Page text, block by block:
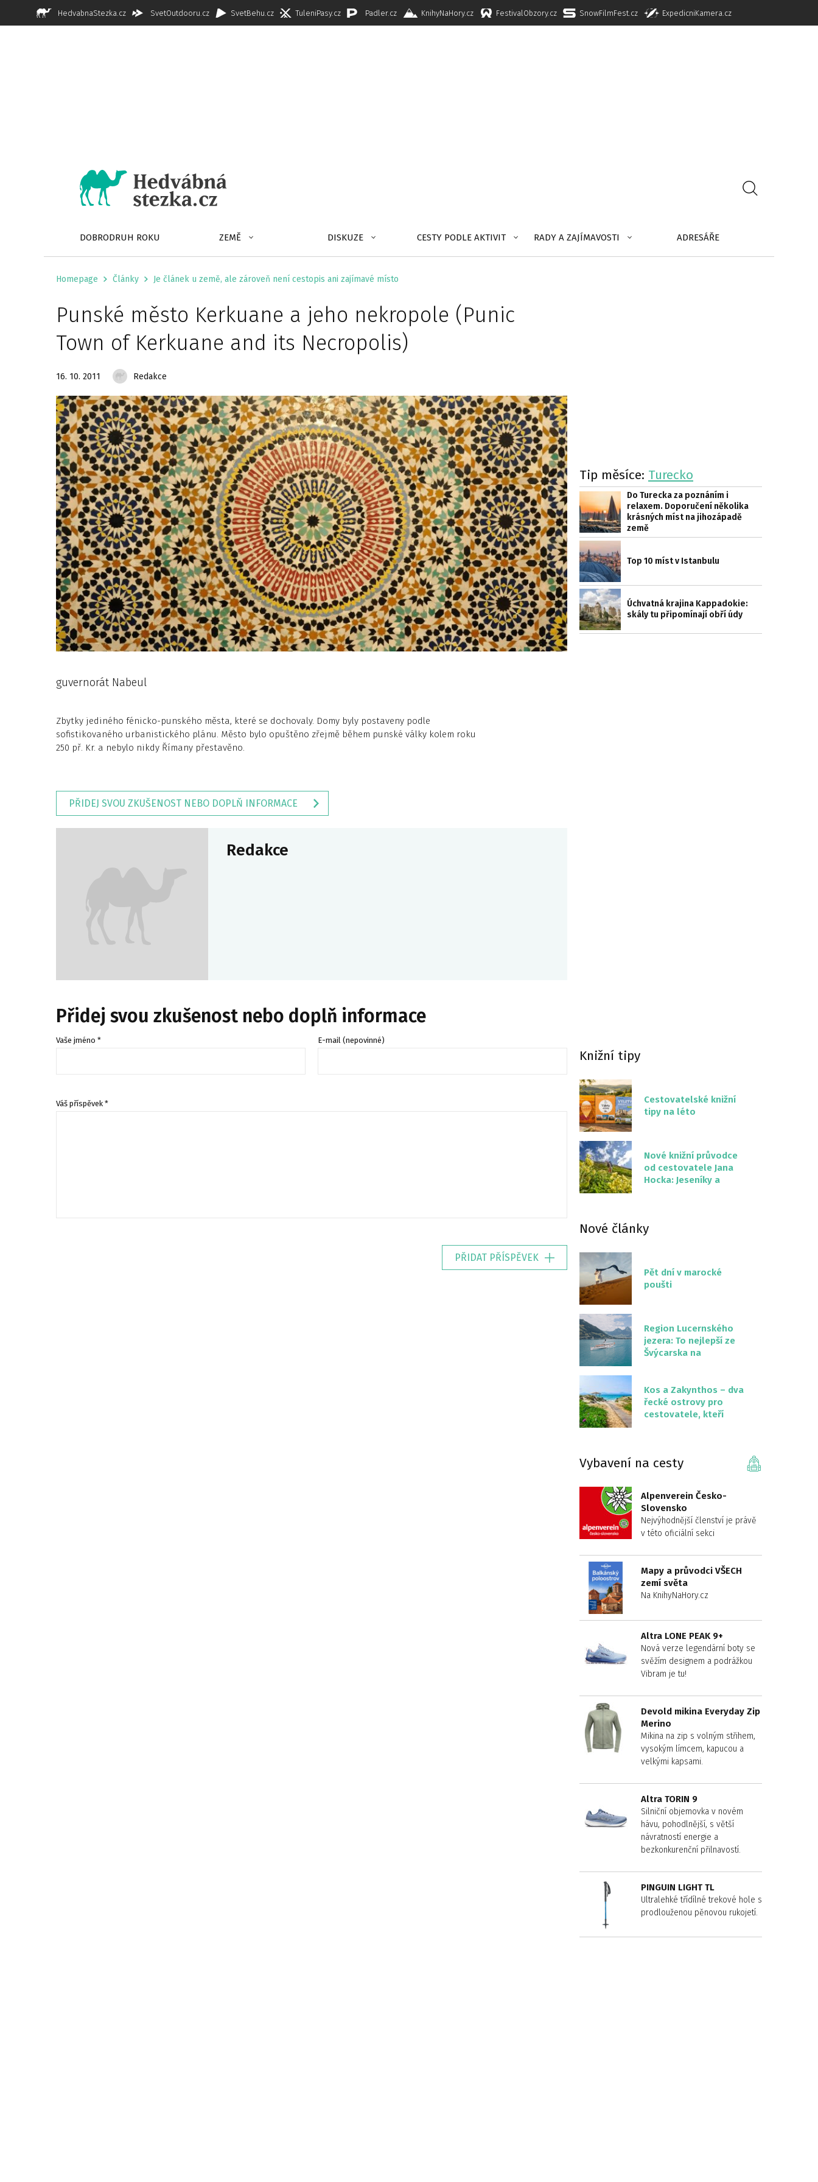
HedvabnaStezka.cz SvetOutdooru.cz SvetBehu.cz TuleniPasy.cz Padler.cz KnihyNaHory.cz FestivalObzory.cz SnowFilmFest.cz ExpedicniKamera.cz
DOBRODRUH ROKU ZEMĚ DISKUZE CESTY PODLE AKTIVIT RADY A ZAJÍMAVOSTI ADRESÁŘE
Homepage Články Je článek u země, ale zároveň není cestopis ani zajímavé místo
Punské město Kerkuane a jeho nekropole (Punic
Town of Kerkuane and its Necropolis)
16. 10. 2011 Redakce
guvernorát Nabeul
Zbytky jediného fénicko-punského města, které se dochovaly. Domy byly postaveny podle
sofistikovaného urbanistického plánu. Město bylo opuštěno zřejmě během punské války kolem roku
250 př. Kr. a nebylo nikdy Římany přestavěno.
PŘIDEJ SVOU ZKUŠENOST NEBO DOPLŇ INFORMACE
Redakce
Přidej svou zkušenost nebo doplň informace
Vaše jméno * E-mail (nepovinné)
Váš příspěvek *
PŘIDAT PŘÍSPĚVEK
Tip měsíce: Turecko
Do Turecka za poznáním i
relaxem. Doporučení několika
krásných míst na jihozápadě
země
Top 10 míst v Istanbulu
Úchvatná krajina Kappadokie:
skály tu připomínají obří údy
Knižní tipy
Cestovatelské knižní
tipy na léto
Nové knižní průvodce
od cestovatele Jana
Hocka: Jeseníky a
Nové články
Pět dní v marocké
poušti
Region Lucernského
jezera: To nejlepší ze
Švýcarska na
Kos a Zakynthos – dva
řecké ostrovy pro
cestovatele, kteří
Vybavení na cesty
Alpenverein Česko-
Slovensko
Nejvýhodnější členství je právě
v této oficiální sekci
Mapy a průvodci VŠECH
zemí světa
Na KnihyNaHory.cz
Altra LONE PEAK 9+
Nová verze legendární boty se
svěžím designem a podrážkou
Vibram je tu!
Devold mikina Everyday Zip
Merino
Mikina na zip s volným střihem,
vysokým límcem, kapucou a
velkými kapsami.
Altra TORIN 9
Silniční objemovka v novém
hávu, pohodlnější, s větší
návratností energie a
bezkonkurenční přilnavostí.
PINGUIN LIGHT TL
Ultralehké třídílné trekové hole s
prodlouženou pěnovou rukojetí.